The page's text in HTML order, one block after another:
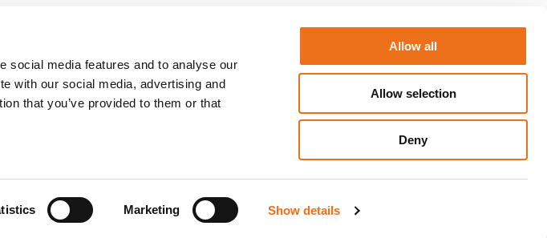
social media features and to analyse our
with our social media, advertising and
that you’ve provided to them or that
Marketing Show details
Allow all
Allow selection
Deny